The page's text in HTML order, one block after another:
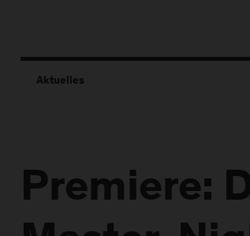
Aktuelles
Premiere: